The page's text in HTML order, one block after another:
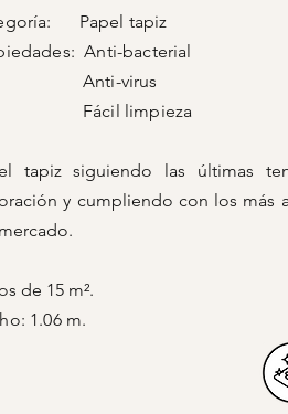
Papel tapiz
Anti-bacterial
virus
limpieza
tapiz siguiendo las últimas
y cumpliendo con los más
de 15 m².
1.06 m.